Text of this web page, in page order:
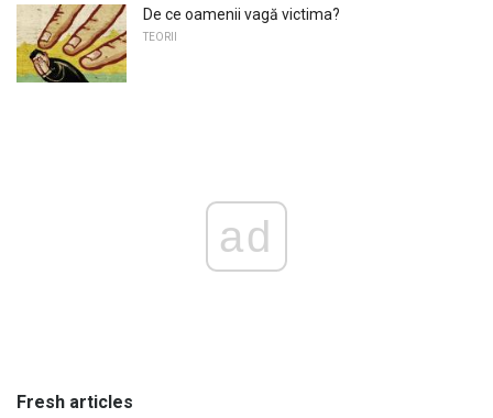
De ce oamenii vagă victima?
TEORII
ad
Fresh articles